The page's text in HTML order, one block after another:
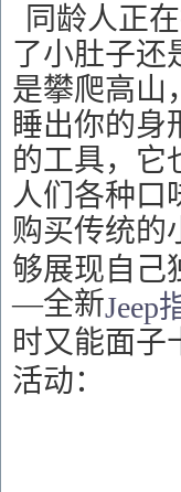
同龄人正
了小肚子还
是攀爬高山
睡出你的身
的工具，它
人们各种口
购买传统的
够展现自己
—全新Jeep
时又能面子
活动：